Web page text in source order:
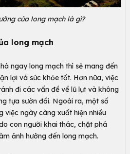
của long mạch là gì?
long mạch
ngay long mạch thì sẽ mang đến
lợi và sức khỏe tốt. Hơn nữa, việc
đi các vấn đề về lũ lụt và không
tựa sườn đồi. Ngoài ra, một số
việc ngày càng xuất hiện nhiều
con người khai thác, chặt phá
ảnh hưởng đến long mạch.